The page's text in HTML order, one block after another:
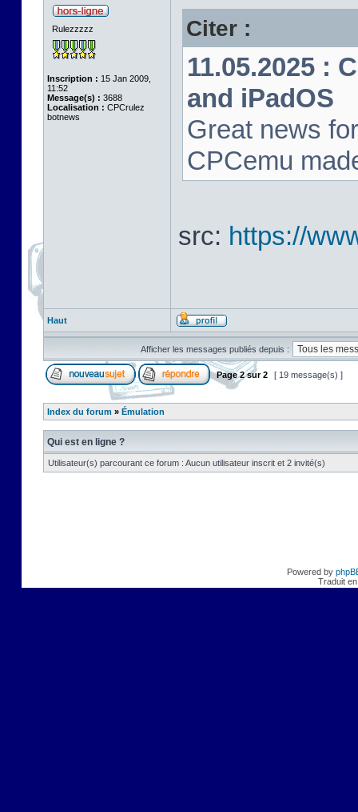
Rulezzzzz
Inscription : 15 Jan 2009,
11:52
Message(s) : 3688
Localisation : CPCrulez
botnews
Citer :
11.05.2025 :
and iPadOS
Great news
CPCemu
src: https://
Haut
Afficher les messages publiés depuis :
Page2sur2 [ 19 message(s) ]
Index du forum » Émulation
Qui est en ligne ?
Utilisateur(s) parcourant ce forum : Aucun utilisateur inscrit et 2 invité(s)
Powered by
Traduit